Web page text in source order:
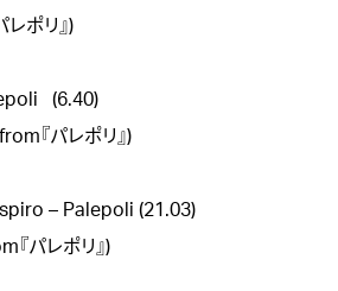
(6.40)
– Palepoli (21.03)